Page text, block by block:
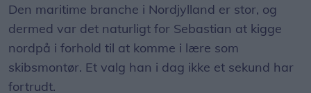
Den maritime branche i Nordjylland er stor, og
dermed var det naturligt for Sebastian at kigge
nordpå i forhold til at komme i lære som
skibsmontør. Et valg han i dag ikke et sekund har
fortrudt.